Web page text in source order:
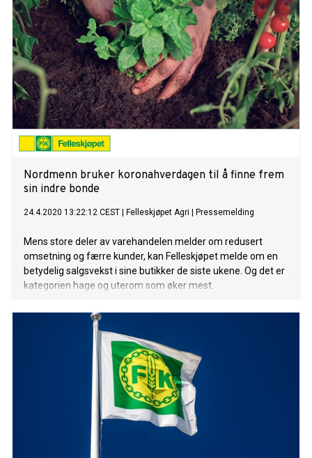
Nordmenn bruker koronahverdagen til å finne frem
sin indre bonde
24.4.2020 13:22:12 CEST Felleskjøpet Agri Pressemelding
Mens store deler av varehandelen melder om redusert
omsetning og færre kunder, kan Felleskjøpet melde om en
betydelig salgsvekst i sine butikker de siste ukene. Og det er
kategorien hage og uterom som øker mest.